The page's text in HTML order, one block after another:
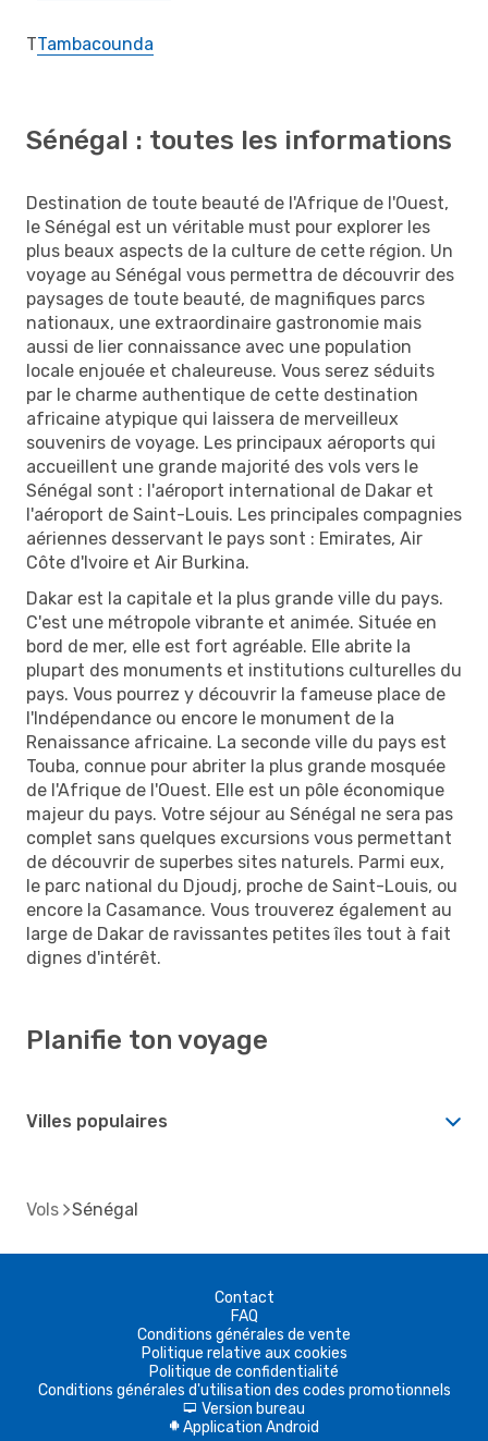
TTambacounda
Sénégal : toutes les informations
Destination de toute beauté de l'Afrique de l'Ouest,
le Sénégal est un véritable must pour explorer les
plus beaux aspects de la culture de cette région. Un
voyage au Sénégal vous permettra de découvrir des
paysages de toute beauté, de magnifiques parcs
nationaux, une extraordinaire gastronomie mais
aussi de lier connaissance avec une population
locale enjouée et chaleureuse. Vous serez séduits
par le charme authentique de cette destination
africaine atypique qui laissera de merveilleux
souvenirs de voyage. Les principaux aéroports qui
accueillent une grande majorité des vols vers le
Sénégal sont : l'aéroport international de Dakar et
l'aéroport de Saint-Louis. Les principales compagnies
aériennes desservant le pays sont : Emirates, Air
Côte d'Ivoire et Air Burkina.
Dakar est la capitale et la plus grande ville du pays.
C'est une métropole vibrante et animée. Située en
bord de mer, elle est fort agréable. Elle abrite la
plupart des monuments et institutions culturelles du
pays. Vous pourrez y découvrir la fameuse place de
l'Indépendance ou encore le monument de la
Renaissance africaine. La seconde ville du pays est
Touba, connue pour abriter la plus grande mosquée
de l'Afrique de l'Ouest. Elle est un pôle économique
majeur du pays. Votre séjour au Sénégal ne sera pas
complet sans quelques excursions vous permettant
de découvrir de superbes sites naturels. Parmi eux,
le parc national du Djoudj, proche de Saint-Louis, ou
encore la Casamance. Vous trouverez également au
large de Dakar de ravissantes petites îles tout à fait
dignes d'intérêt.
Planifie ton voyage
Villes populaires
Vols Sénégal
Contact
FAQ
Conditions générales de vente
Politique relative aux cookies
Politique de confidentialité
Conditions générales d'utilisation des codes promotionnels
d Version bureau
A Application Android